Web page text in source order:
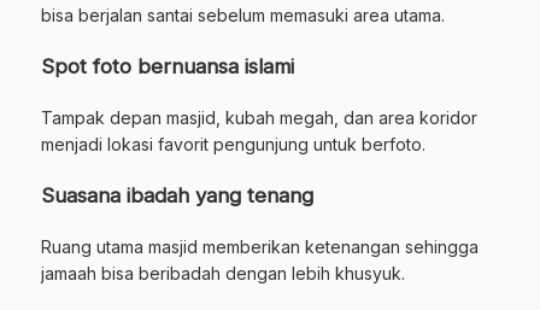
bisa berjalan santai sebelum memasuki area utama.
Spot foto bernuansa islami
Tampak depan masjid, kubah megah, dan area koridor
menjadi lokasi favorit pengunjung untuk berfoto.
Suasana ibadah yang tenang
Ruang utama masjid memberikan ketenangan sehingga
jamaah bisa beribadah dengan lebih khusyuk.